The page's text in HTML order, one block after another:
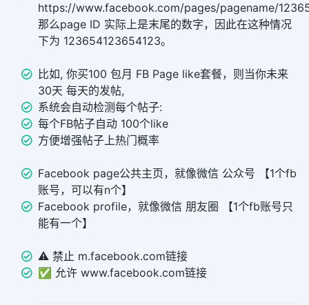
https://www.facebook.com/pages/pagename/
那么page ID 实际上是末尾的数字，因此在这种情况
下为 123654123654123。
比如, 你买100 包月 FB Page like套餐，则当你未来
30天 每天的发帖,
系统会自动检测每个帖子:
每个FB帖子自动 100个like
方便增强帖子上热门概率
Facebook page公共主页，就像微信 公众号 【1个fb
账号，可以有n个】
Facebook profile，就像微信 朋友圈 【1个fb账号只
能有一个】
⚠️ 禁止 m.facebook.com链接
✅ 允许 www.facebook.com链接